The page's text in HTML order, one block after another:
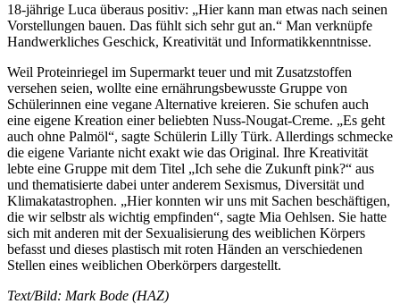
18-jährige Luca überaus positiv: „Hier kann man etwas nach seinen
Vorstellungen bauen. Das fühlt sich sehr gut an.“ Man verknüpfe
Handwerkliches Geschick, Kreativität und Informatikkenntnisse.
Weil Proteinriegel im Supermarkt teuer und mit Zusatzstoffen
versehen seien, wollte eine ernährungsbewusste Gruppe von
Schülerinnen eine vegane Alternative kreieren. Sie schufen auch
eine eigene Kreation einer beliebten Nuss-Nougat-Creme. „Es geht
auch ohne Palmöl“, sagte Schülerin Lilly Türk. Allerdings schmecke
die eigene Variante nicht exakt wie das Original. Ihre Kreativität
lebte eine Gruppe mit dem Titel „Ich sehe die Zukunft pink?“ aus
und thematisierte dabei unter anderem Sexismus, Diversität und
Klimakatastrophen. „Hier konnten wir uns mit Sachen beschäftigen,
die wir selbstr als wichtig empfinden“, sagte Mia Oehlsen. Sie hatte
sich mit anderen mit der Sexualisierung des weiblichen Körpers
befasst und dieses plastisch mit roten Händen an verschiedenen
Stellen eines weiblichen Oberkörpers dargestellt.
Text/Bild: Mark Bode (HAZ)